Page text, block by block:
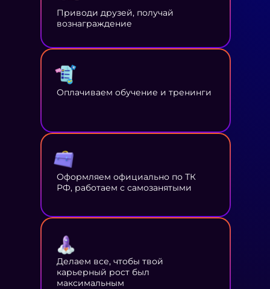
Приводи друзей, получай
вознаграждение
Оплачиваем обучение и тренинги
Оформляем официально по ТК
РФ, работаем с самозанятыми
Делаем все, чтобы твой
карьерный рост был
максимальным